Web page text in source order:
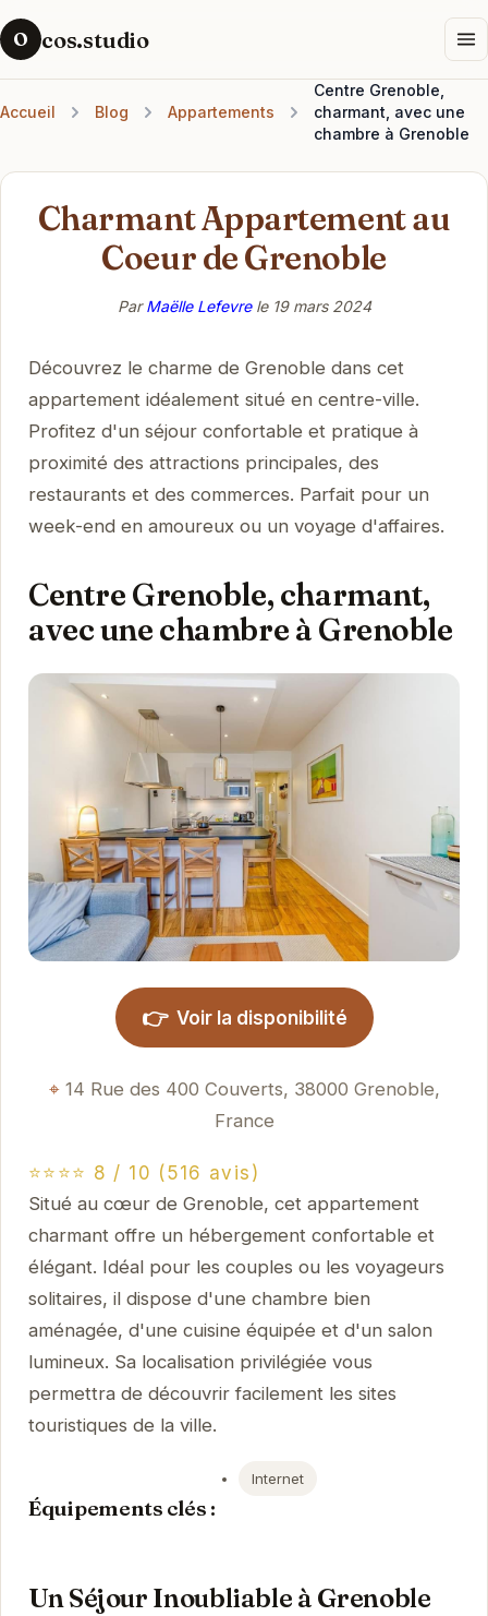
O cos.studio
Accueil Blog Appartements
Centre Grenoble,
charmant, avec une
chambre à Grenoble
Charmant Appartement au
Coeur de Grenoble
ParMaëlle Lefevrele 19 mars 2024
Découvrez le charme de Grenoble dans cet
appartement idéalement situé en centre-ville.
Profitez d'un séjour confortable et pratique à
proximité des attractions principales, des
restaurants et des commerces. Parfait pour un
week-end en amoureux ou un voyage d'affaires.
Centre Grenoble, charmant,
avec une chambre à Grenoble
👉 Voir la disponibilité
14 Rue des 400 Couverts, 38000 Grenoble,
France
⭐⭐⭐⭐ 8 / 10 (516 avis)
Situé au cœur de Grenoble, cet appartement
charmant offre un hébergement confortable et
élégant. Idéal pour les couples ou les voyageurs
solitaires, il dispose d'une chambre bien
aménagée, d'une cuisine équipée et d'un salon
lumineux. Sa localisation privilégiée vous
permettra de découvrir facilement les sites
touristiques de la ville.
Équipements clés :
Internet
Un Séjour Inoubliable à Grenoble